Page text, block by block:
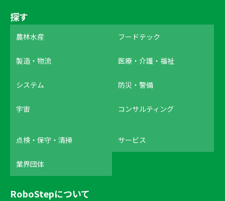
探す
農林水産 フードテック
製造・物流 医療・介護・福祉
システム 防災・警備
宇宙 コンサルティング
点検・保守・清掃 サービス
業界団体
RoboStepについて